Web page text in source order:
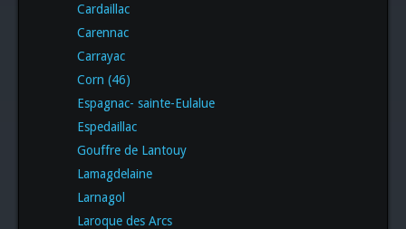
Cardaillac
Carennac
Carrayac
Corn (46)
Espagnac- sainte-Eulalue
Espedaillac
Gouffre de Lantouy
Lamagdelaine
Larnagol
Laroque des Arcs